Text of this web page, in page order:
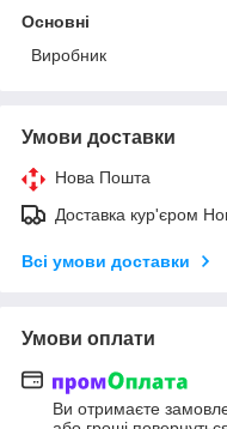
Основні
Виробник
Умови доставки
Нова Пошта
Доставка кур'єром
Всі умови доставки
Умови оплати
Ви отримаєте